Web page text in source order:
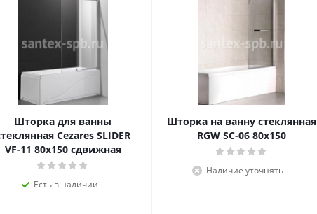
Шторка для ванны
Cezares SLIDER
VF-11 80х150 сдвижная
Есть в наличии
Шторка на ванну стеклянная
RGW SC-06 80х150
Наличие уточнять